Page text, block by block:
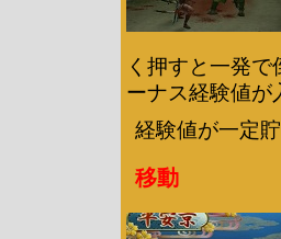
く押すと一発
ーナス経験値が
経験値が一定
移動